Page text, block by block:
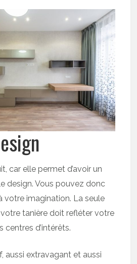
car elle permet d’avoir un
design. Vous pouvez donc
votre imagination. La seule
tanière doit refléter votre
centres d’intérêts.
aussi extravagant et aussi